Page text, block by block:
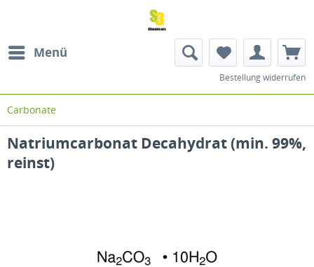
Menü
Bestellung widerrufen
Carbonate
Natriumcarbonat Decahydrat (min. 99%,
reinst)